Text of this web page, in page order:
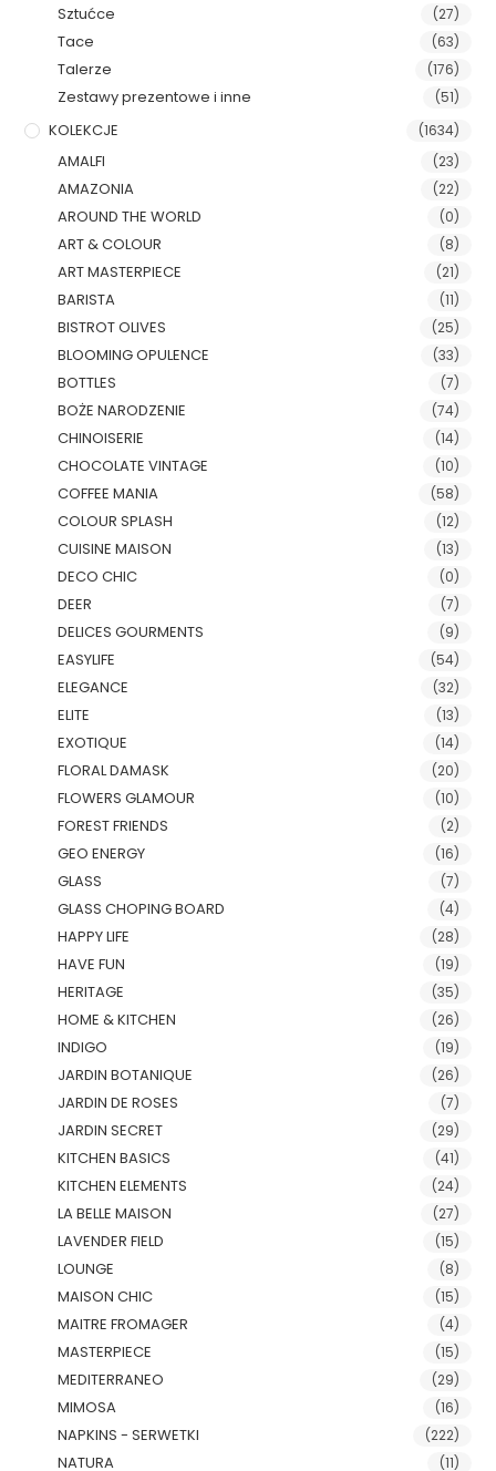
Sztućce (27)
Tace (63)
Talerze (176)
Zestawy prezentowe i inne (51)
KOLEKCJE (1634)
AMALFI (23)
AMAZONIA (22)
AROUND THE WORLD (0)
ART & COLOUR (8)
ART MASTERPIECE (21)
BARISTA (11)
BISTROT OLIVES (25)
BLOOMING OPULENCE (33)
BOTTLES (7)
BOŻE NARODZENIE (74)
CHINOISERIE (14)
CHOCOLATE VINTAGE (10)
COFFEE MANIA (58)
COLOUR SPLASH (12)
CUISINE MAISON (13)
DECO CHIC (0)
DEER (7)
DELICES GOURMENTS (9)
EASYLIFE (54)
ELEGANCE (32)
ELITE (13)
EXOTIQUE (14)
FLORAL DAMASK (20)
FLOWERS GLAMOUR (10)
FOREST FRIENDS (2)
GEO ENERGY (16)
GLASS (7)
GLASS CHOPING BOARD (4)
HAPPY LIFE (28)
HAVE FUN (19)
HERITAGE (35)
HOME & KITCHEN (26)
INDIGO (19)
JARDIN BOTANIQUE (26)
JARDIN DE ROSES (7)
JARDIN SECRET (29)
KITCHEN BASICS (41)
KITCHEN ELEMENTS (24)
LA BELLE MAISON (27)
LAVENDER FIELD (15)
LOUNGE (8)
MAISON CHIC (15)
MAITRE FROMAGER (4)
MASTERPIECE (15)
MEDITERRANEO (29)
MIMOSA (16)
NAPKINS - SERWETKI (222)
NATURA (11)